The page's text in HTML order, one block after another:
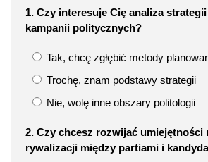
1. Czy interesuje Cię analiza
kampanii politycznych?
Tak, chcę zgłębić metody
Trochę, znam podstawy strategii
Nie, wolę inne obszary politologii
2. Czy chcesz rozwijać umiejętności
rywalizacji między partiami i